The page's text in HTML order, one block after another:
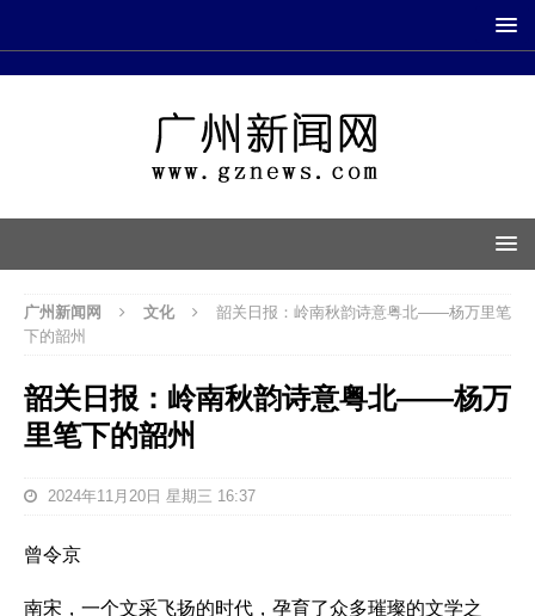
广州新闻网 文化
韶关日报：岭南秋韵诗意粤北——杨万里笔
下的韶州
韶关日报：岭南秋韵诗意粤北——杨万
里笔下的韶州
2024年11月20日 星期三 16:37
曾令京
南宋，一个文采飞扬的时代，孕育了众多璀璨的文学之